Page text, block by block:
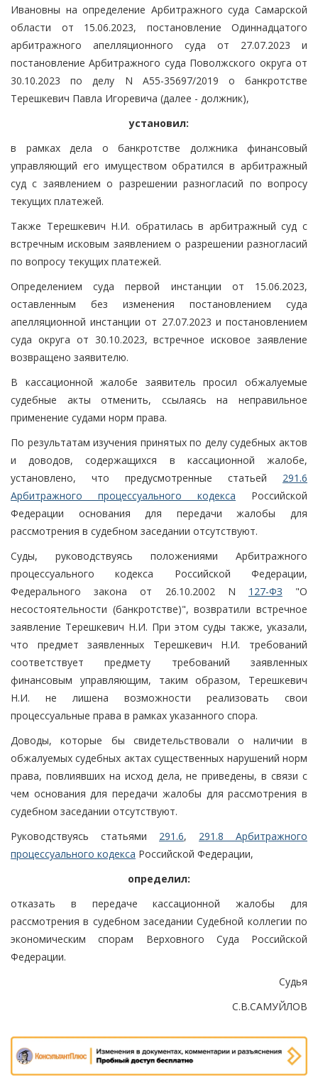
Ивановны на определение Арбитражного суда Самарской
области от 15.06.2023, постановление Одиннадцатого
арбитражного апелляционного суда от 27.07.2023 и
постановление Арбитражного суда Поволжского округа от
30.10.2023 по делу N А55-35697/2019 о банкротстве
Терешкевич Павла Игоревича (далее - должник),
установил:
в рамках дела о банкротстве должника финансовый
управляющий его имуществом обратился в арбитражный
суд с заявлением о разрешении разногласий по вопросу
текущих платежей.
Также Терешкевич Н.И. обратилась в арбитражный суд с
встречным исковым заявлением о разрешении разногласий
по вопросу текущих платежей.
Определением суда первой инстанции от 15.06.2023,
оставленным без изменения постановлением суда
апелляционной инстанции от 27.07.2023 и постановлением
суда округа от 30.10.2023, встречное исковое заявление
возвращено заявителю.
В кассационной жалобе заявитель просил обжалуемые
судебные акты отменить, ссылаясь на неправильное
применение судами норм права.
По результатам изучения принятых по делу судебных актов
и доводов, содержащихся в кассационной жалобе,
установлено, что предусмотренные статьей 291.6
Арбитражного процессуального кодекса Российской
Федерации основания для передачи жалобы для
рассмотрения в судебном заседании отсутствуют.
Суды, руководствуясь положениями Арбитражного
процессуального кодекса Российской Федерации,
Федерального закона от 26.10.2002 N 127-ФЗ "О
несостоятельности (банкротстве)", возвратили встречное
заявление Терешкевич Н.И. При этом суды также, указали,
что предмет заявленных Терешкевич Н.И. требований
соответствует предмету требований заявленных
финансовым управляющим, таким образом, Терешкевич
Н.И. не лишена возможности реализовать свои
процессуальные права в рамках указанного спора.
Доводы, которые бы свидетельствовали о наличии в
обжалуемых судебных актах существенных нарушений норм
права, повлиявших на исход дела, не приведены, в связи с
чем основания для передачи жалобы для рассмотрения в
судебном заседании отсутствуют.
Руководствуясь статьями 291.6, 291.8 Арбитражного
процессуального кодекса Российской Федерации,
определил:
отказать в передаче кассационной жалобы для
рассмотрения в судебном заседании Судебной коллегии по
экономическим спорам Верховного Суда Российской
Федерации.
Судья
С.В.САМУЙЛОВ